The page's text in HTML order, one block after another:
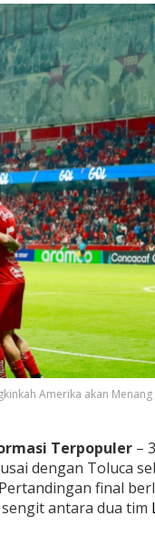
Amerika akan
Terpopuler–
dengan Toluca
final
antara dua tim
Real